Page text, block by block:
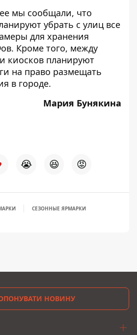
мы сообщали, что
убрать с улиц все
для хранения
Кроме того, между
киосков планируют
на право размещать
в городе.
Мария Бунякина
😭 😆 😡
СЕЗОННЫЕ ЯРМАРКИ
НОВИНУ